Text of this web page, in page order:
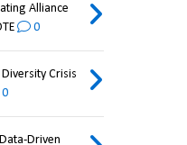
Alliance
0
Crisis
Driven